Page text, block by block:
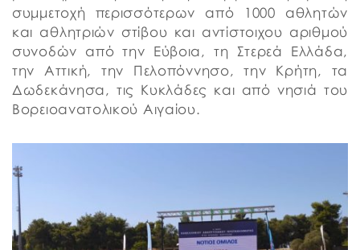
συμμετοχή περισσότερων από 1000 αθλητών
και αθλητριών στίβου και αντίστοιχου αριθμού
συνοδών από την Εύβοια, τη Στερεά Ελλάδα,
την Αττική, την Πελοπόννησο, την Κρήτη, τα
Δωδεκάνησα, τις Κυκλάδες και από νησιά του
Βορειοανατολικού Αιγαίου.